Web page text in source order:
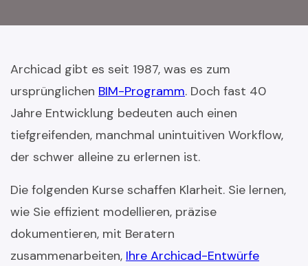
Archicad gibt es seit 1987, was es zum
ursprünglichen BIM-Programm. Doch fast 40
Jahre Entwicklung bedeuten auch einen
tiefgreifenden, manchmal unintuitiven Workflow,
der schwer alleine zu erlernen ist.
Die folgenden Kurse schaffen Klarheit. Sie lernen,
wie Sie effizient modellieren, präzise
dokumentieren, mit Beratern
zusammenarbeiten, Ihre Archicad-Entwürfe